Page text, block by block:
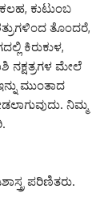
ಕುಟುಂಬ
ತೊಂದರೆ,
ಕಿರುಕುಳ,
ನಕ್ಷತ್ರಗಳ ಮೇಲೆ
ಮುಂತಾದ
ನಿಮ್ಮ
ಪರಿಣಿತರು.